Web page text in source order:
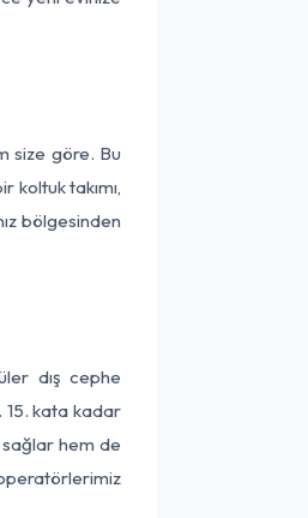
size göre. Bu
koltuk takımı,
bölgesinden
dış cephe
15. kata kadar
sağlar hem de